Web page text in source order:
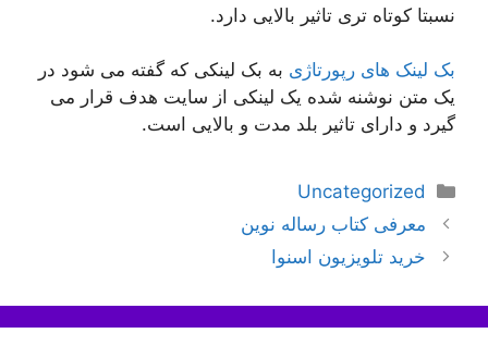
نسبتا کوتاه تری تاثیر بالایی دارد.
بک لینک های رپورتاژی به بک لینکی که گفته می شود در
یک متن نوشنه شده یک لینکی از سایت هدف قرار می
گیرد و دارای تاثیر بلد مدت و بالایی است.
دسته‌ها
Uncategorized
ناوبری
نوشته‌ها
معرفی کتاب رساله نوین
خرید تلویزیون اسنوا